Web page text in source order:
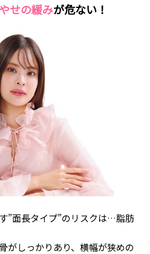
せの緩みが危ない！
”面長タイプ”のリスクは…脂肪
がしっかりあり、横幅が狭めの